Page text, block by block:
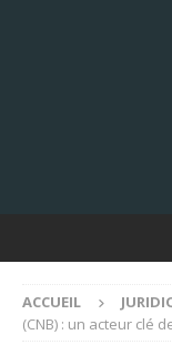
ACCUEIL
(CNB) : un acteur clé